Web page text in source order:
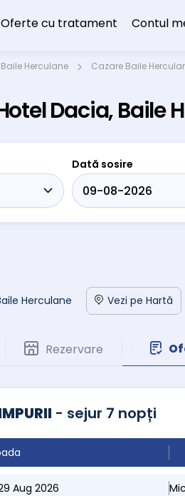
Oferte cu tratament Contul
Baile Herculane Cazare Baile
Dacia, Baile
Dată sosire
Herculane Vezi pe Hartă
Rezervare
- sejur 7 nopți
Aug 2026